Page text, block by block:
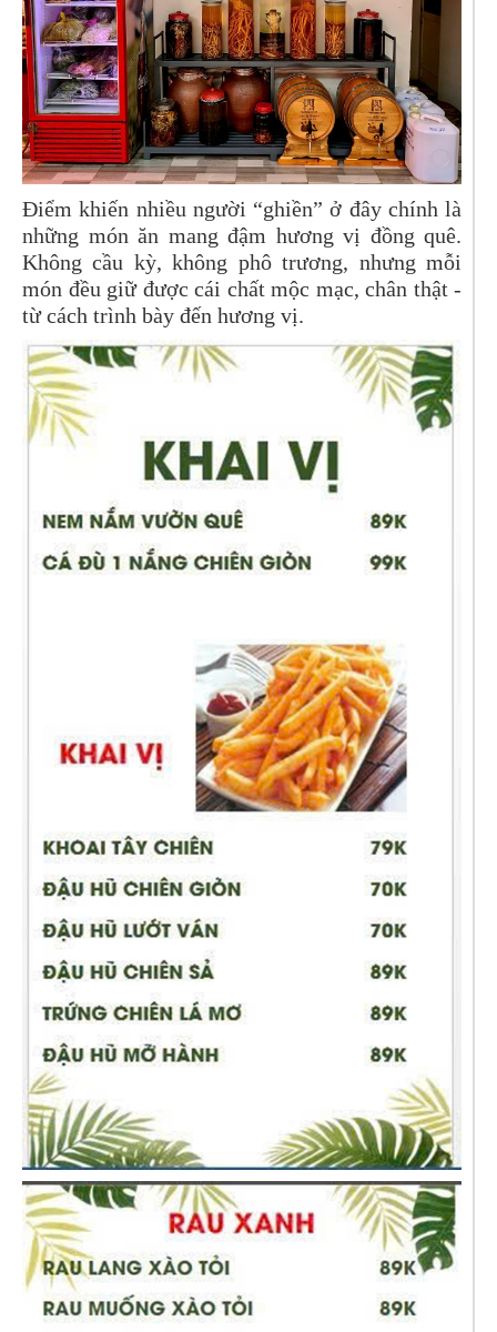
Điểm khiến nhiều người “ghiền” ở đây chính là
những món ăn mang đậm hương vị đồng quê.
Không cầu kỳ, không phô trương, nhưng mỗi
món đều giữ được cái chất mộc mạc, chân thật -
từ cách trình bày đến hương vị.